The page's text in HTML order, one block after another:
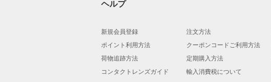
ヘルプ
新規会員登録 注文方法
ポイント利用方法
クーポンコードご利用方法
荷物追跡方法
定期購入方法
コンタクトレンズガイド
輸入消費税について